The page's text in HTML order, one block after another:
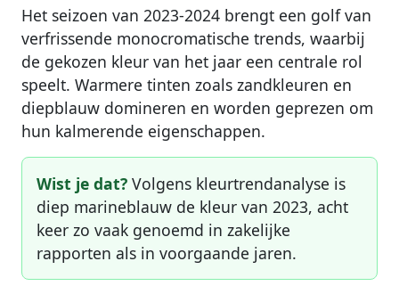
Het seizoen van 2023-2024 brengt een golf van
verfrissende monocromatische trends, waarbij
de gekozen kleur van het jaar een centrale rol
speelt. Warmere tinten zoals zandkleuren en
diepblauw domineren en worden geprezen om
hun kalmerende eigenschappen.
Wist je dat? Volgens kleurtrendanalyse is
diep marineblauw de kleur van 2023, acht
keer zo vaak genoemd in zakelijke
rapporten als in voorgaande jaren.